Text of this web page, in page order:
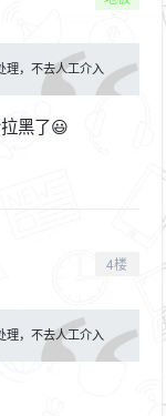
理，不去人工介入
黑了😃
4楼
理，不去人工介入